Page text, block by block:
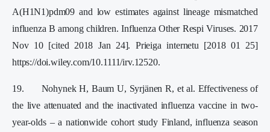
A(H1N1)pdm09 and low estimates against lineage mismatched
influenza B among children. Influenza Other Respi Viruses. 2017
Nov 10 [cited 2018 Jan 24]. Prieiga internetu [2018 01 25]
https://doi.wiley.com/10.1111/irv.12520.
19. Nohynek H, Baum U, Syrjänen R, et al. Effectiveness of
the live attenuated and the inactivated influenza vaccine in two-
year-olds – a nationwide cohort study Finland, influenza season